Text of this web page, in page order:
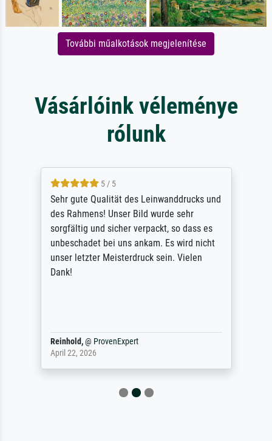
További műalkotások megjelenítése
Vásárlóink véleménye
rólunk
5 / 5
Sehr gute Qualität des Leinwanddrucks und
des Rahmens! Unser Bild wurde sehr
sorgfältig und sicher verpackt, so dass es
unbeschadet bei uns ankam. Es wird nicht
unser letzter Meisterdruck sein. Vielen
Dank!
Reinhold,@ ProvenExpert
April 22, 2026